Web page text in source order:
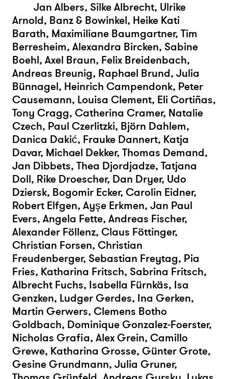
Jan Albers, Silke Albrecht, Ulrike
Arnold, Banz & Bowinkel, Heike Kati
Barath, Maximiliane Baumgartner, Tim
Berresheim, Alexandra Bircken, Sabine
Boehl, Axel Braun, Felix Breidenbach,
Andreas Breunig, Raphael Brund, Julia
Bünnagel, Heinrich Campendonk, Peter
Causemann, Louisa Clement, Eli Cortiñas,
Tony Cragg, Catherina Cramer, Natalie
Czech, Paul Czerlitzki, Björn Dahlem,
Danica Dakić, Frauke Dannert, Katja
Davar, Michael Dekker, Thomas Demand,
Jan Dibbets, Thea Djordjadze, Tatjana
Doll, Rike Droescher, Dan Dryer, Udo
Dziersk, Bogomir Ecker, Carolin Eidner,
Robert Elfgen, Ayşe Erkmen, Jan Paul
Evers, Angela Fette, Andreas Fischer,
Alexander Föllenz, Claus Föttinger,
Christian Forsen, Christian
Freudenberger, Sebastian Freytag, Pia
Fries, Katharina Fritsch, Sabrina Fritsch,
Albrecht Fuchs, Isabella Fürnkäs, Isa
Genzken, Ludger Gerdes, Ina Gerken,
Martin Gerwers, Clemens Botho
Goldbach, Dominique Gonzalez-Foerster,
Nicholas Grafia, Alex Grein, Camillo
Grewe, Katharina Grosse, Günter Grote,
Gesine Grundmann, Julia Gruner,